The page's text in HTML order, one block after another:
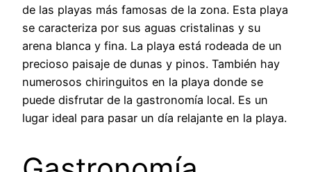
de las playas más famosas de la zona. Esta playa
se caracteriza por sus aguas cristalinas y su
arena blanca y fina. La playa está rodeada de un
precioso paisaje de dunas y pinos. También hay
numerosos chiringuitos en la playa donde se
puede disfrutar de la gastronomía local. Es un
lugar ideal para pasar un día relajante en la playa.